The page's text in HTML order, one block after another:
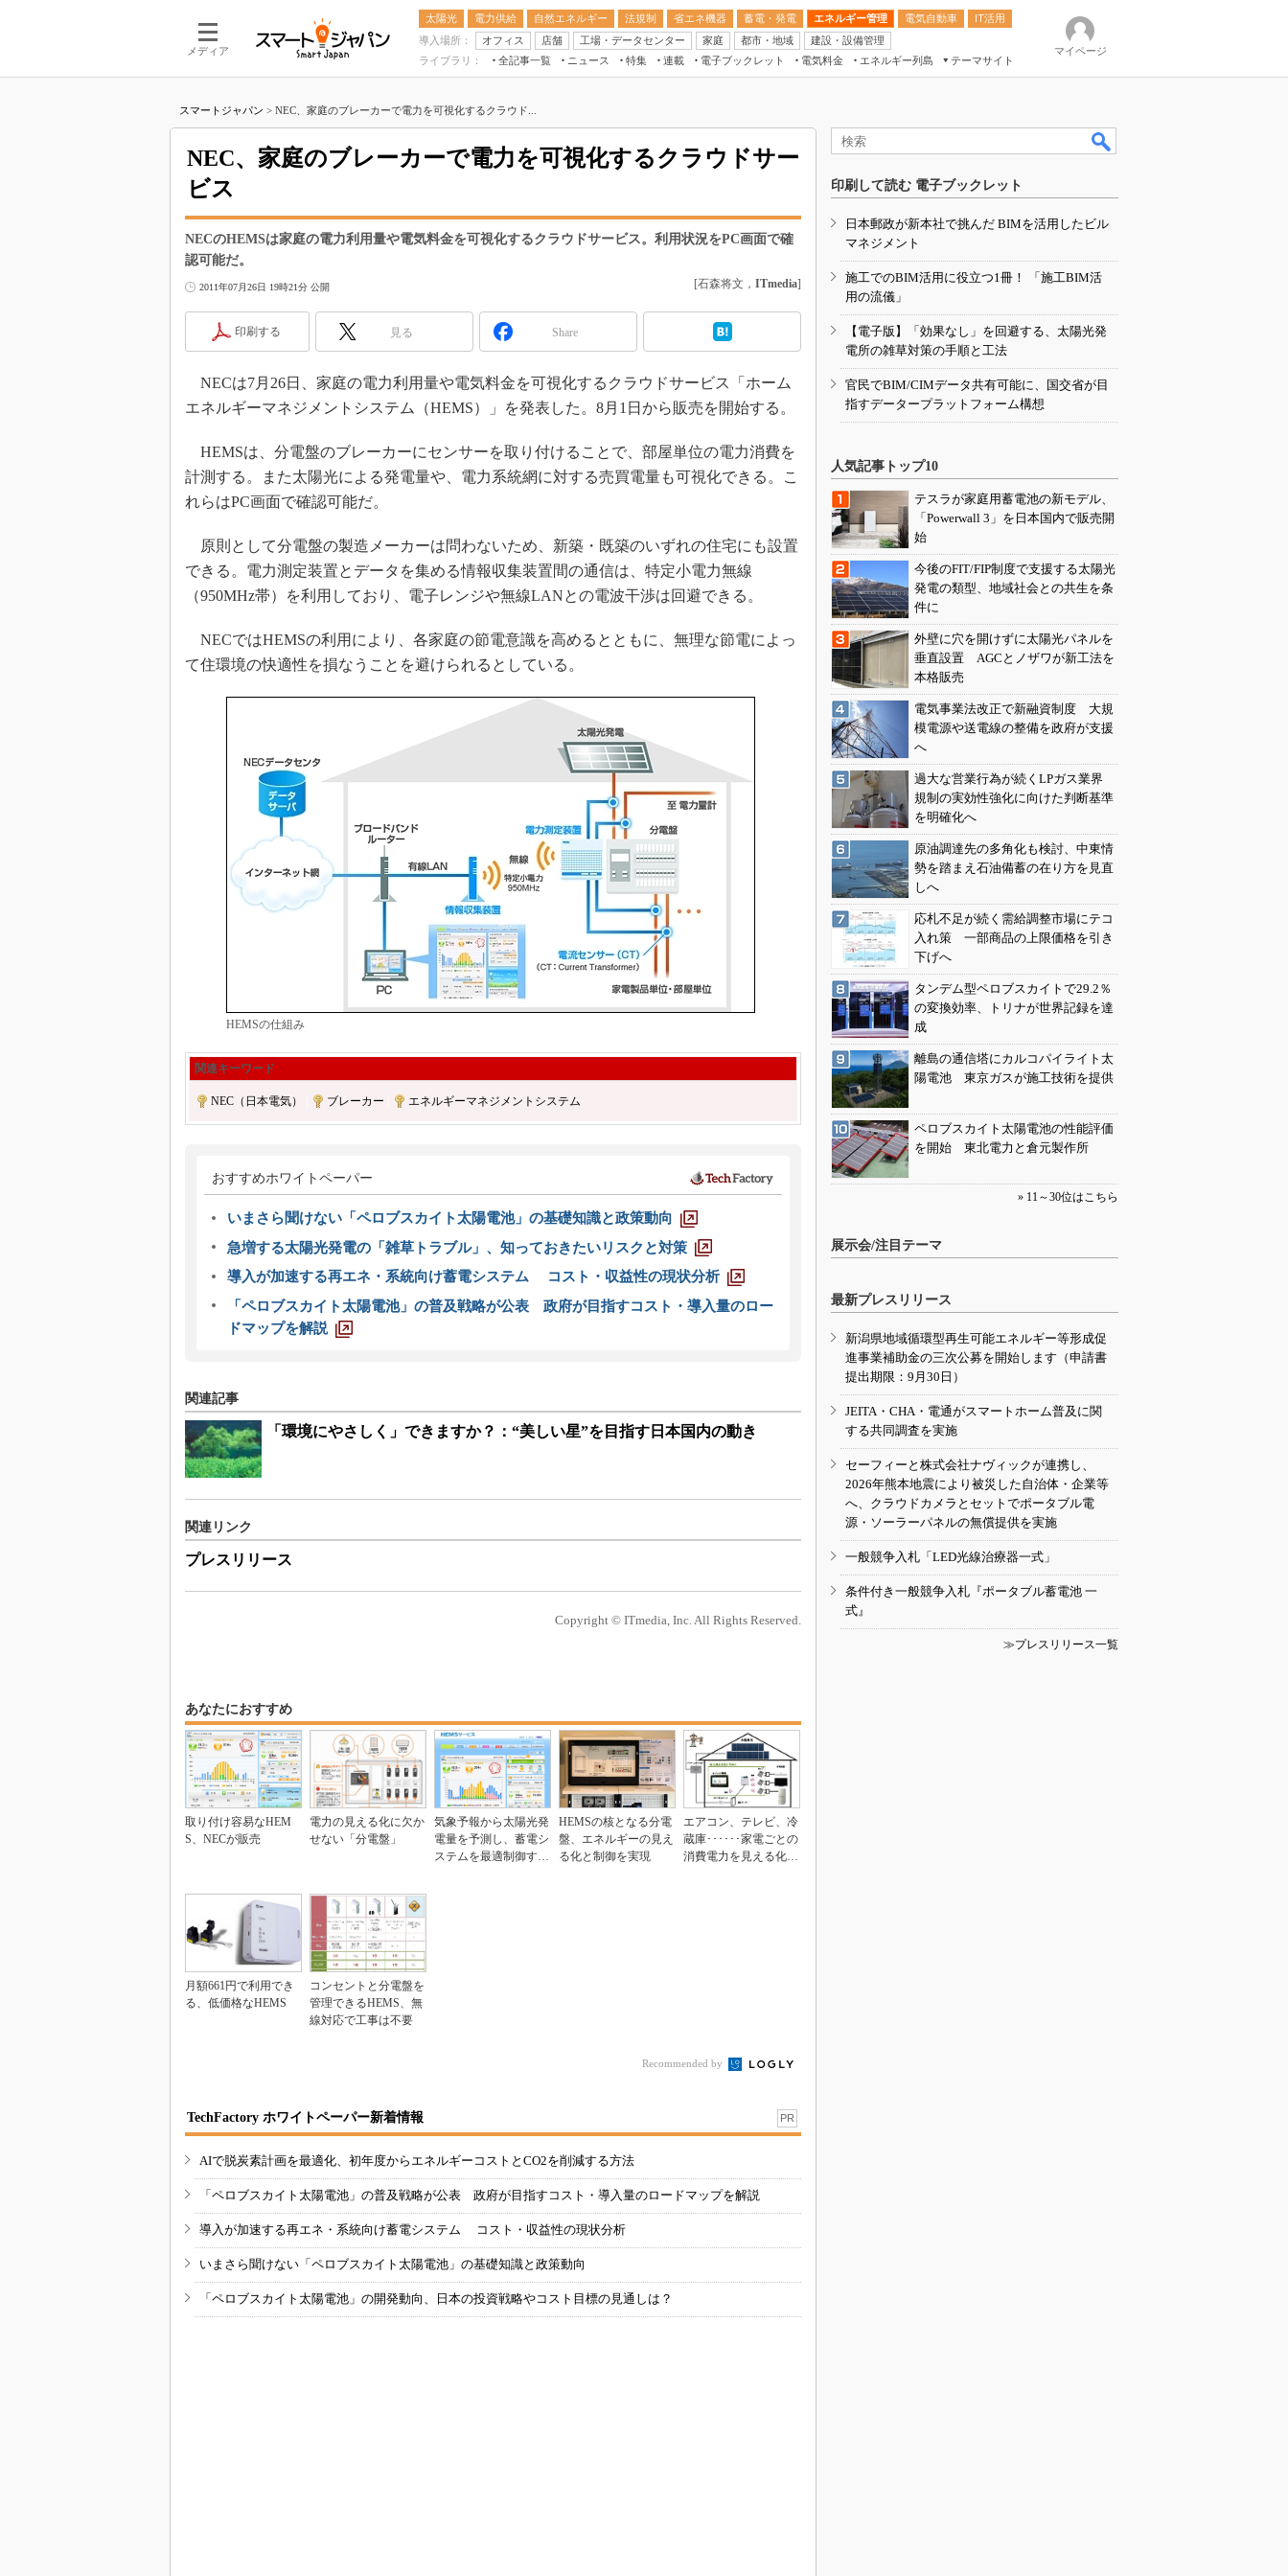
メディア
太陽光 電力供給 自然エネルギー 法規制 省エネ機器 蓄電・発電 エネルギー管理 電気自動車
IT活用
導入場所：
オフィス 店舗 工場・データセンター 家庭 都市・地域
建設・設備管理
ライブラリ：
全記事一覧 ニュース 特集 連載 電子ブックレット 電気料金 エネルギー列島
テーマサイト
新電力
電気料金ガイドブック
空調特集
キーワード解説
マイページ
スマートジャパン > NEC、家庭のブレーカーで電力を可視化するクラウド...
NEC、家庭のブレーカーで電力を可視化するクラウドサー
ビス
NECのHEMSは家庭の電力利用量や電気料金を可視化するクラウドサービス。利用状況をPC画面で確
認可能だ。
2011年07月26日 19時21分 公開 [石森将文， ITmedia]
印刷する 見る Share
NECは7月26日、家庭の電力利用量や電気料金を可視化するクラウドサービス「ホーム
エネルギーマネジメントシステム（HEMS）」を発表した。8月1日から販売を開始する。
HEMSは、分電盤のブレーカーにセンサーを取り付けることで、部屋単位の電力消費を
計測する。また太陽光による発電量や、電力系統網に対する売買電量も可視化できる。こ
れらはPC画面で確認可能だ。
原則として分電盤の製造メーカーは問わないため、新築・既築のいずれの住宅にも設置
できる。電力測定装置とデータを集める情報収集装置間の通信は、特定小電力無線
（950MHz帯）を利用しており、電子レンジや無線LANとの電波干渉は回避できる。
NECではHEMSの利用により、各家庭の節電意識を高めるとともに、無理な節電によっ
て住環境の快適性を損なうことを避けられるとしている。
HEMSの仕組み
関連キーワード
NEC（日本電気） ブレーカー エネルギーマネジメントシステム
おすすめホワイトペーパー
いまさら聞けない「ペロブスカイト太陽電池」の基礎知識と政策動向
急増する太陽光発電の「雑草トラブル」、知っておきたいリスクと対策
導入が加速する再エネ・系統向け蓄電システム コスト・収益性の現状分析
「ペロブスカイト太陽電池」の普及戦略が公表 政府が目指すコスト・導入量のロー
ドマップを解説
関連記事
「環境にやさしく」できますか？：“美しい星”を目指す日本国内の動き
関連リンク
プレスリリース
Copyright © ITmedia, Inc. All Rights Reserved.
あなたにおすすめ
取り付け容易なHEM
S、NECが販売
電力の見える化に欠か
せない「分電盤」
気象予報から太陽光発
電量を予測し、蓄電シ
ステムを最適制御する
HEMSの核となる分電
盤、エネルギーの見え
る化と制御を実現
エアコン、テレビ、冷
蔵庫･･････家電ごとの
消費電力を見える化す
月額661円で利用でき
る、低価格なHEMS
コンセントと分電盤を
管理できるHEMS、無
線対応で工事は不要
Recommended by
TechFactory ホワイトペーパー新着情報 PR
AIで脱炭素計画を最適化、初年度からエネルギーコストとCO2を削減する方法
「ペロブスカイト太陽電池」の普及戦略が公表 政府が目指すコスト・導入量のロードマップを解説
導入が加速する再エネ・系統向け蓄電システム コスト・収益性の現状分析
いまさら聞けない「ペロブスカイト太陽電池」の基礎知識と政策動向
「ペロブスカイト太陽電池」の開発動向、日本の投資戦略やコスト目標の見通しは？
印刷して読む 電子ブックレット
日本郵政が新本社で挑んだ BIMを活用したビル
マネジメント
施工でのBIM活用に役立つ1冊！ 「施工BIM活
用の流儀」
【電子版】「効果なし」を回避する、太陽光発
電所の雑草対策の手順と工法
官民でBIM/CIMデータ共有可能に、国交省が目
指すデータープラットフォーム構想
人気記事トップ10
テスラが家庭用蓄電池の新モデル、
「Powerwall 3」を日本国内で販売開
始
今後のFIT/FIP制度で支援する太陽光
発電の類型、地域社会との共生を条
件に
外壁に穴を開けずに太陽光パネルを
垂直設置 AGCとノザワが新工法を
本格販売
電気事業法改正で新融資制度 大規
模電源や送電線の整備を政府が支援
へ
過大な営業行為が続くLPガス業界
規制の実効性強化に向けた判断基準
を明確化へ
原油調達先の多角化も検討、中東情
勢を踏まえ石油備蓄の在り方を見直
しへ
応札不足が続く需給調整市場にテコ
入れ策 一部商品の上限価格を引き
下げへ
タンデム型ペロブスカイトで29.2％
の変換効率、トリナが世界記録を達
成
離島の通信塔にカルコパイライト太
陽電池 東京ガスが施工技術を提供
ペロブスカイト太陽電池の性能評価
を開始 東北電力と倉元製作所
» 11～30位はこちら
展示会/注目テーマ
最新プレスリリース
新潟県地域循環型再生可能エネルギー等形成促
進事業補助金の三次公募を開始します（申請書
提出期限：9月30日）
JEITA・CHA・電通がスマートホーム普及に関
する共同調査を実施
セーフィーと株式会社ナヴィックが連携し、
2026年熊本地震により被災した自治体・企業等
へ、クラウドカメラとセットでポータブル電
源・ソーラーパネルの無償提供を実施
一般競争入札「LED光線治療器一式」
条件付き一般競争入札『ポータブル蓄電池 一
式』
≫プレスリリース一覧